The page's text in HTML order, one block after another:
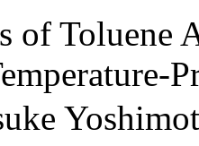
of Toluene